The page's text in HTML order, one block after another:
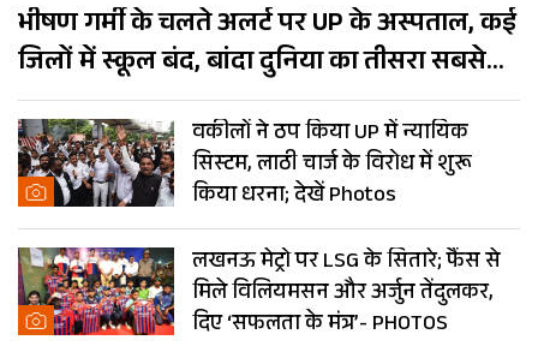
भीषण गर्मी के चलते अलर्ट पर UP के अस्पताल, कई
जिलों में स्कूल बंद, बांदा दुनिया का तीसरा सबसे
गर्म शहर
वकीलों ने ठप किया UP में न्यायिक
सिस्टम, लाठी चार्ज के विरोध में शुरू
किया धरना; देखें Photos
लखनऊ मेट्रो पर LSG के सितारे; फैंस से
मिले विलियमसन और अर्जुन तेंदुलकर,
दिए ‘सफलता के मंत्र’- PHOTOS